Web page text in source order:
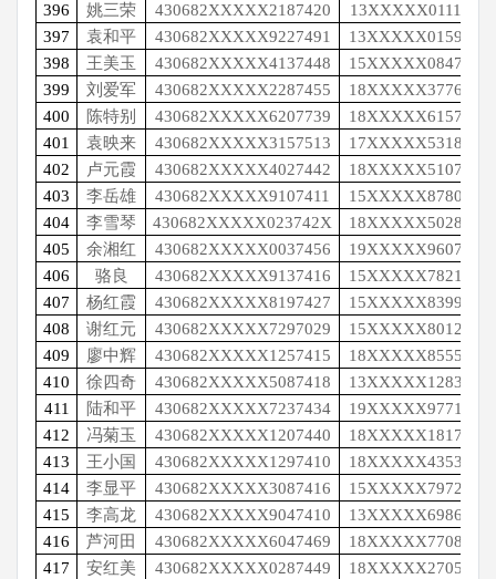
396
姚三荣 430682XXXXX2187420
13XXXXX0111
397
袁和平 430682XXXXX9227491
13XXXXX0159
398
王美玉 430682XXXXX4137448
15XXXXX0847
399
刘爱军 430682XXXXX2287455
18XXXXX3776
400
陈特别 430682XXXXX6207739
18XXXXX6157
401
袁映来 430682XXXXX3157513
17XXXXX5318
402
卢元霞 430682XXXXX4027442
18XXXXX5107
403
李岳雄 430682XXXXX9107411
15XXXXX8780
404
李雪琴 430682XXXXX023742X
18XXXXX5028
405
余湘红 430682XXXXX0037456
19XXXXX9607
406
骆良 430682XXXXX9137416
15XXXXX7821
407
杨红霞 430682XXXXX8197427
15XXXXX8399
408
谢红元 430682XXXXX7297029
15XXXXX8012
409
廖中辉 430682XXXXX1257415
18XXXXX8555
410
徐四奇 430682XXXXX5087418
13XXXXX1283
411
陆和平 430682XXXXX7237434
19XXXXX9771
412
冯菊玉 430682XXXXX1207440
18XXXXX1817
413
王小国 430682XXXXX1297410
18XXXXX4353
414
李显平 430682XXXXX3087416
15XXXXX7972
415
李高龙 430682XXXXX9047410
13XXXXX6986
416
芦河田 430682XXXXX6047469
18XXXXX7708
417
安红美 430682XXXXX0287449 18XXXXX2705